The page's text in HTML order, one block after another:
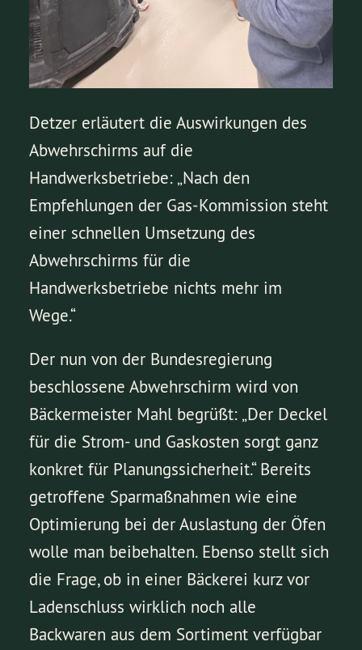
Detzer erläutert die Auswirkungen des
Abwehrschirms auf die
Handwerksbetriebe: „Nach den
Empfehlungen der Gas-Kommission steht
einer schnellen Umsetzung des
Abwehrschirms für die
Handwerksbetriebe nichts mehr im
Wege.“
Der nun von der Bundesregierung
beschlossene Abwehrschirm wird von
Bäckermeister Mahl begrüßt: „Der Deckel
für die Strom- und Gaskosten sorgt ganz
konkret für Planungssicherheit.“ Bereits
getroffene Sparmaßnahmen wie eine
Optimierung bei der Auslastung der Öfen
wolle man beibehalten. Ebenso stellt sich
die Frage, ob in einer Bäckerei kurz vor
Ladenschluss wirklich noch alle
Backwaren aus dem Sortiment verfügbar